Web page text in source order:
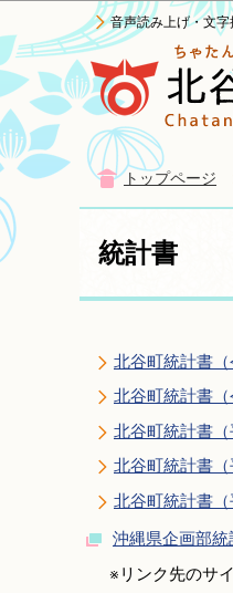
音声読み上げ・文字
トップページ
統計書
北谷町統計書（
北谷町統計書（
北谷町統計書（
北谷町統計書（
北谷町統計書（
沖縄県企画部統
※リンク先のサ